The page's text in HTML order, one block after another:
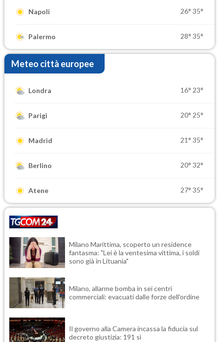
Napoli 26° 35°
Palermo 28° 35°
Meteo città europee
Londra 16° 23°
Parigi 20° 25°
Madrid 21° 35°
Berlino 20° 32°
Atene 27° 35°
Milano Marittima, scoperto un residence
fantasma: "Lei è la ventesima vittima, i soldi
sono già in Lituania"
Milano, allarme bomba in sei centri
commerciali: evacuati dalle forze dell'ordine
Il governo alla Camera incassa la fiducia sul
decreto giustizia: 191 sì